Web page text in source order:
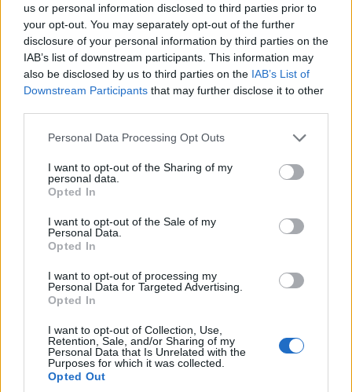
us or personal information disclosed to third parties prior to
your opt-out. You may separately opt-out of the further
disclosure of your personal information by third parties on the
IAB’s list of downstream participants. This information may
also be disclosed by us to third parties on the IAB’s List of
Downstream Participants that may further disclose it to other
Please note that this website/app uses one or more Google
not limited to your visit or usage behaviour. You may click to
grant or deny consent to Google and its third-party tags to
use your data for below specified purposes in below Google
consent section.
Personal Data Processing Opt Outs
I want to opt-out of the Sharing of my
personal data.
Opted In
I want to opt-out of the Sale of my
Personal Data.
Opted In
I want to opt-out of processing my
Personal Data for Targeted Advertising.
Opted In
I want to opt-out of Collection, Use,
Retention, Sale, and/or Sharing of my
Personal Data that Is Unrelated with the
Purposes for which it was collected.
Opted Out
Τραγωδία στην Πάρο: Τετράχρονο παιδί πνίγηκε
σε πισίνα
8/08/2026 - 8:12μμ
ΕΛΑΣ: Συνεχίζεται με ταχείς ρυθμούς η
Συνελήφθησαν 49χρονος και 37χρονος
8/08/2026 - 7:27μμ